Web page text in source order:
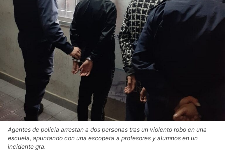
Agentes de policía arrestan a dos personas tras un violento robo en una
escuela, apuntando con una escopeta a profesores y alumnos en un
incidente gra.